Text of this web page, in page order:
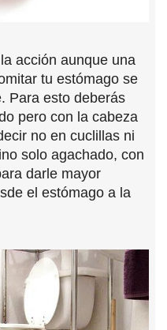
acción aunque una
tu estómago se
Para esto deberás
pero con la cabeza
no en cuclillas ni
solo agachado, con
darle mayor
el estómago a la